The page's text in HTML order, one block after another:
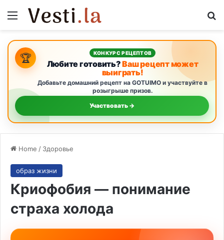
Menu
🏆 КОНКУРС РЕЦЕПТОВ
Любите готовить?Ваш рецепт может
выиграть!
Добавьте домашний рецепт на GOTUIMO и участвуйте в
розыгрыше призов.
Участвовать →
Home / Здоровье
образ жизни
Криофобия — понимание
страха холода